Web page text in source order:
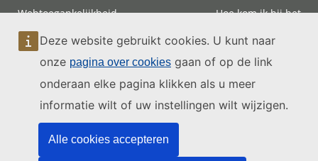
Deze website gebruikt cookies. U kunt naar
onze pagina over cookies gaan of op de link
onderaan elke pagina klikken als u meer
informatie wilt of uw instellingen wilt wijzigen.
Alle cookies accepteren
Webtoegankelijkheid
Sitemap
Hoe kom ik bij het
Bijwonen van een
terechtzitting
Contact